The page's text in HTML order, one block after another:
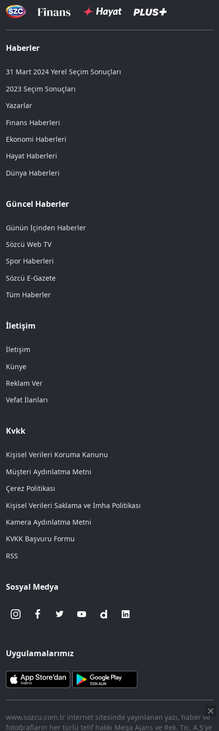
Haberler
31 Mart 2024 Yerel Seçim Sonuçları
2023 Seçim Sonuçları
Yazarlar
Finans Haberleri
Ekonomi Haberleri
Hayat Haberleri
Dünya Haberleri
Güncel Haberler
Günün İçinden Haberler
Sözcü Web TV
Spor Haberleri
Sözcü E-Gazete
Tüm Haberler
İletişim
İletişim
Künye
Reklam Ver
Vefat İlanları
Kvkk
Kişisel Verileri Koruma Kanunu
Müşteri Aydınlatma Metni
Çerez Politikası
Kişisel Verileri Saklama ve İmha Politikası
Kamera Aydınlatma Metni
KVKK Başvuru Formu
RSS
Sosyal Medya
Uygulamalarımız
www.sozcu.com.tr internet sitesinde yayınlanan yazı, haber ve
fotoğrafların her türlü telif hakkı Mega Ajans ve Rek. Tic. A.Ş'ye